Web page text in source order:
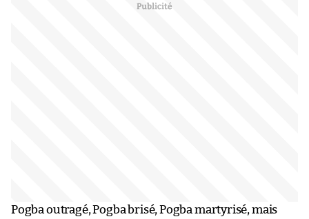
Pogba outragé, Pogba brisé, Pogba martyrisé, mais